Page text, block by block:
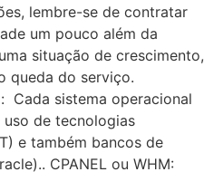
lembre-se de contratar
um pouco além da
situação de crescimento,
queda do serviço.
Cada sistema operacional
de tecnologias
e também bancos de
CPANEL ou WHM: